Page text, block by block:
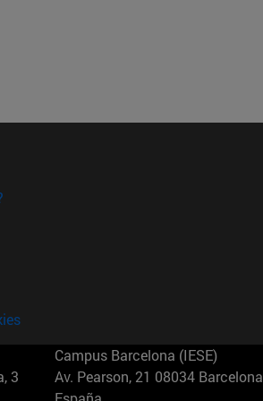
3
Campus Barcelona (IESE)
Av. Pearson, 21 08034 Barcelona